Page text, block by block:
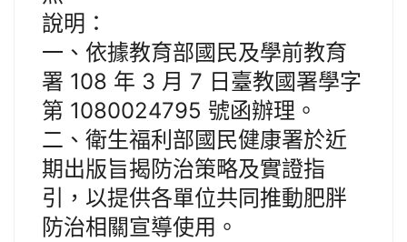
說明：
一、依據教育部國民及學前教育
署 108 年 3 月 7 日臺教國署學字
第 1080024795 號函辦理。
二、衛生福利部國民健康署於近
期出版旨揭防治策略及實證指
引，以提供各單位共同推動肥胖
防治相關宣導使用。